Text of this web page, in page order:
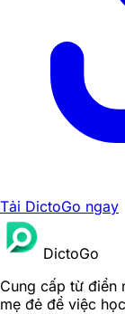
Tải DictoGo ngay
DictoGo
Cung cấp từ điển
mẹ đẻ để việc